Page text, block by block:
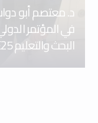
د. معتصم أبو
البحث والتعليم e-AGE25 في عمّان